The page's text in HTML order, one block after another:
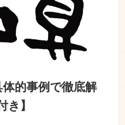
的事例で徹底解
き】